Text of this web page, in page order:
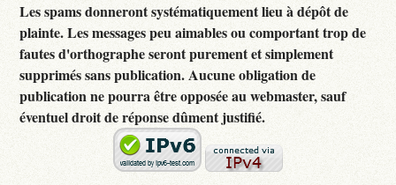
Les spams donneront systématiquement lieu à dépôt de
plainte. Les messages peu aimables ou comportant trop de
fautes d'orthographe seront purement et simplement
supprimés sans publication. Aucune obligation de
publication ne pourra être opposée au webmaster, sauf
éventuel droit de réponse dûment justifié.